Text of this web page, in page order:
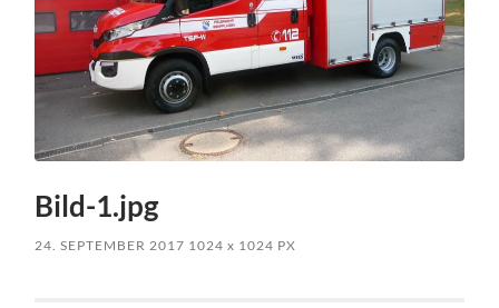
Bild-1.jpg
24. SEPTEMBER 2017 1024x 1024 PX